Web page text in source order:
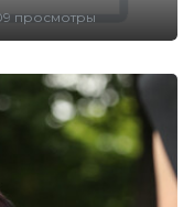
просмотры